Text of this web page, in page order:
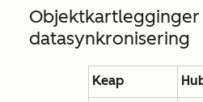
datasynkronisering
Keap